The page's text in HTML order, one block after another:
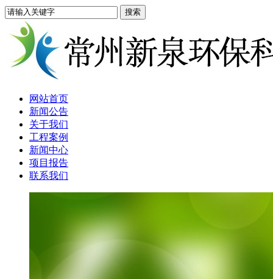
网站首页
新闻公告
关于我们
工程案例
新闻中心
项目报告
联系我们